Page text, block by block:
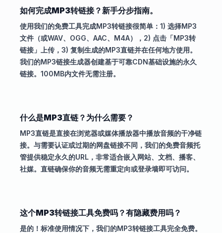
如何完成MP3转链接？新手分步指南。
使用我们的免费工具完成MP3转链接很简单：1) 选择MP3
文件（或WAV、OGG、AAC、M4A），2) 点击「MP3转
链接」上传，3) 复制生成的MP3直链并在任何地方使用。
我们的MP3链接生成器创建基于可靠CDN基础设施的永久
链接。100MB内文件无需注册。
什么是MP3直链？为什么需要？
MP3直链是直接在浏览器或媒体播放器中播放音频的干净链
接。与需要认证或过期的网盘链接不同，我们的免费音频托
管提供稳定永久的URL，非常适合嵌入网站、文档、播客、
社媒。直链确保你的音频无需重定向或登录墙即可访问。
这个MP3转链接工具免费吗？有隐藏费用吗？
是的！标准使用情况下，我们的MP3转链接工具完全免费。